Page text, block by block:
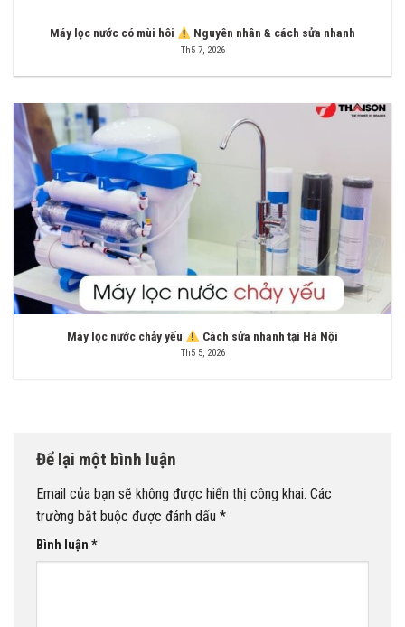
Máy lọc nước có mùi hôi Nguyên nhân & cách sửa nhanh
Th5 7, 2026
Máy lọc nước chảy yếu Cách sửa nhanh tại Hà Nội
Th5 5, 2026
Để lại một bình luận
Email của bạn sẽ không được hiển thị công khai. Các
trường bắt buộc được đánh dấu *
Bình luận *